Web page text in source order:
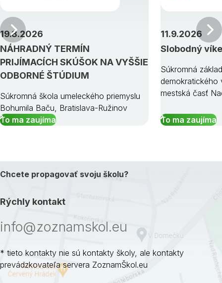
NÁHRADNÝ TERMÍN
PRIJÍMACÍCH SKÚŠOK NA VYŠŠIE
ODBORNÉ ŠTÚDIUM
19.8.2026
Súkromná škola umeleckého priemyslu
Bohumila Baču, Bratislava-Ružinov
To ma zaujíma
Slobodný
11.9.2026
Súkromná
demokratického
mestská časť
To ma zaujíma
Predchádzajúci
Chcete propagovať svoju školu?
Rýchly kontakt
info@zoznamskol.eu
* tieto kontakty nie sú kontakty školy, ale kontakty
prevádzkovateľa servera ZoznamŠkol.eu